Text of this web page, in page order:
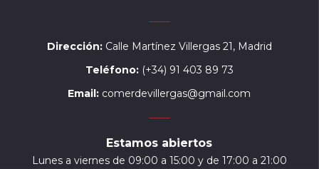
Dirección: Calle Martínez Villergas 21, Madrid
Teléfono: (+34) 91 403 89 73
Email: comerdevillergas@gmail.com
Estamos abiertos
Lunes a viernes de 09:00 a 15:00 y de 17:00 a 21:00